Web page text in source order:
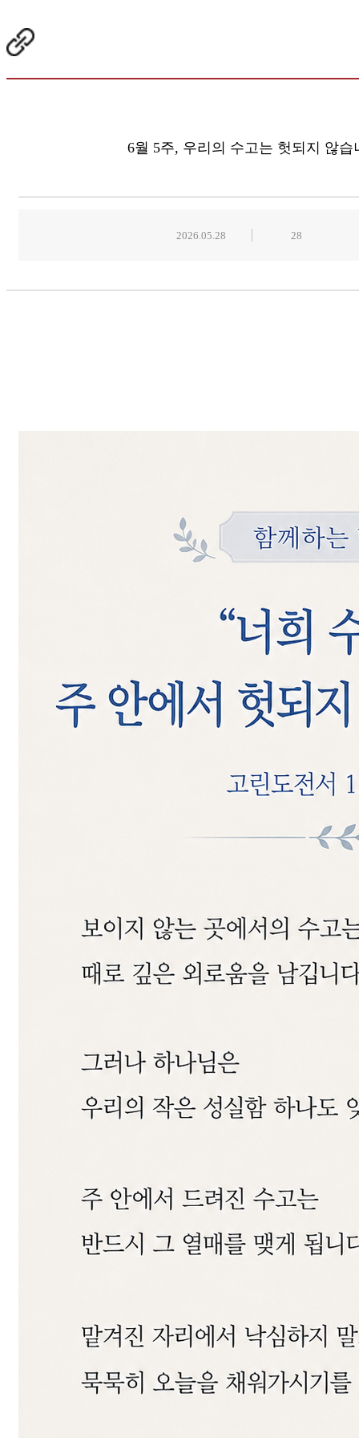
6월 5주, 우리의 수고는 헛되지 않습
2026.05.28 28